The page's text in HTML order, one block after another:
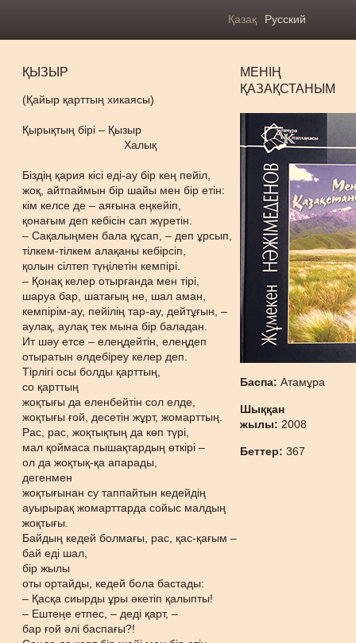
Қазақ Русский
ҚЫЗЫР
(Қайыр қарттың хикаясы)
Қырықтың бірі – Қызыр
Халық
Біздің қария кісі еді-ау бір кең пейіл,
жоқ, айтпаймын бір шайы мен бір етін:
кім келсе де – аяғына еңкейіп,
қонағым деп кебісін сап жүретін.
– Сақалыңмен бала құсап, – деп ұрсып,
тілкем-тілкем алақаны кебірсіп,
қолын сілтеп түңілетін кемпірі.
– Қонақ келер отырғанда мен тірі,
шаруа бар, шатағың не, шал аман,
кемпірім-ау, пейілің тар-ау, дейтұғын, –
аулақ, аулақ тек мына бір баладан.
Ит шәу етсе – елеңдейтін, елеңдеп
отыратын әлдебіреу келер деп.
Тірлігі осы болды қарттың,
со қарттың
жоқтығы да еленбейтін сол елде,
жоқтығы ғой, десетін жұрт, жомарттың.
Рас, рас, жоқтықтың да көп түрі,
мал қоймаса пышақтардың өткірі –
ол да жоқтық-қа апарады,
дегенмен
жоқтығынан су таппайтын кедейдің
ауырырақ жомарттарда сойыс малдың
жоқтығы.
Байдың кедей болмағы, рас, қас-қағым –
бай еді шал,
бір жылы
оты ортайды, кедей бола бастады:
– Қасқа сиырды ұры әкетіп қалыпты!
– Ештеңе етпес, – деді қарт, –
бар ғой әлі баспағы?!
МЕНІҢ
ҚАЗАҚСТАНЫМ
Баспа:Атамұра
Шыққан
жылы: 2008
Беттер:367